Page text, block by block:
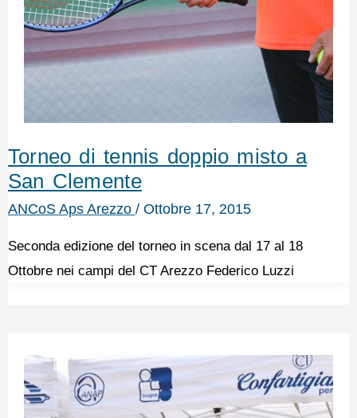
Torneo di tennis doppio misto a
San Clemente
ANCoS Aps Arezzo / Ottobre 17, 2015
Seconda edizione del torneo in scena dal 17 al 18
Ottobre nei campi del CT Arezzo Federico Luzzi